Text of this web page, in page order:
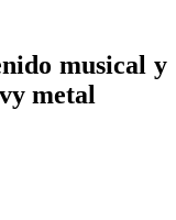
musical y
metal